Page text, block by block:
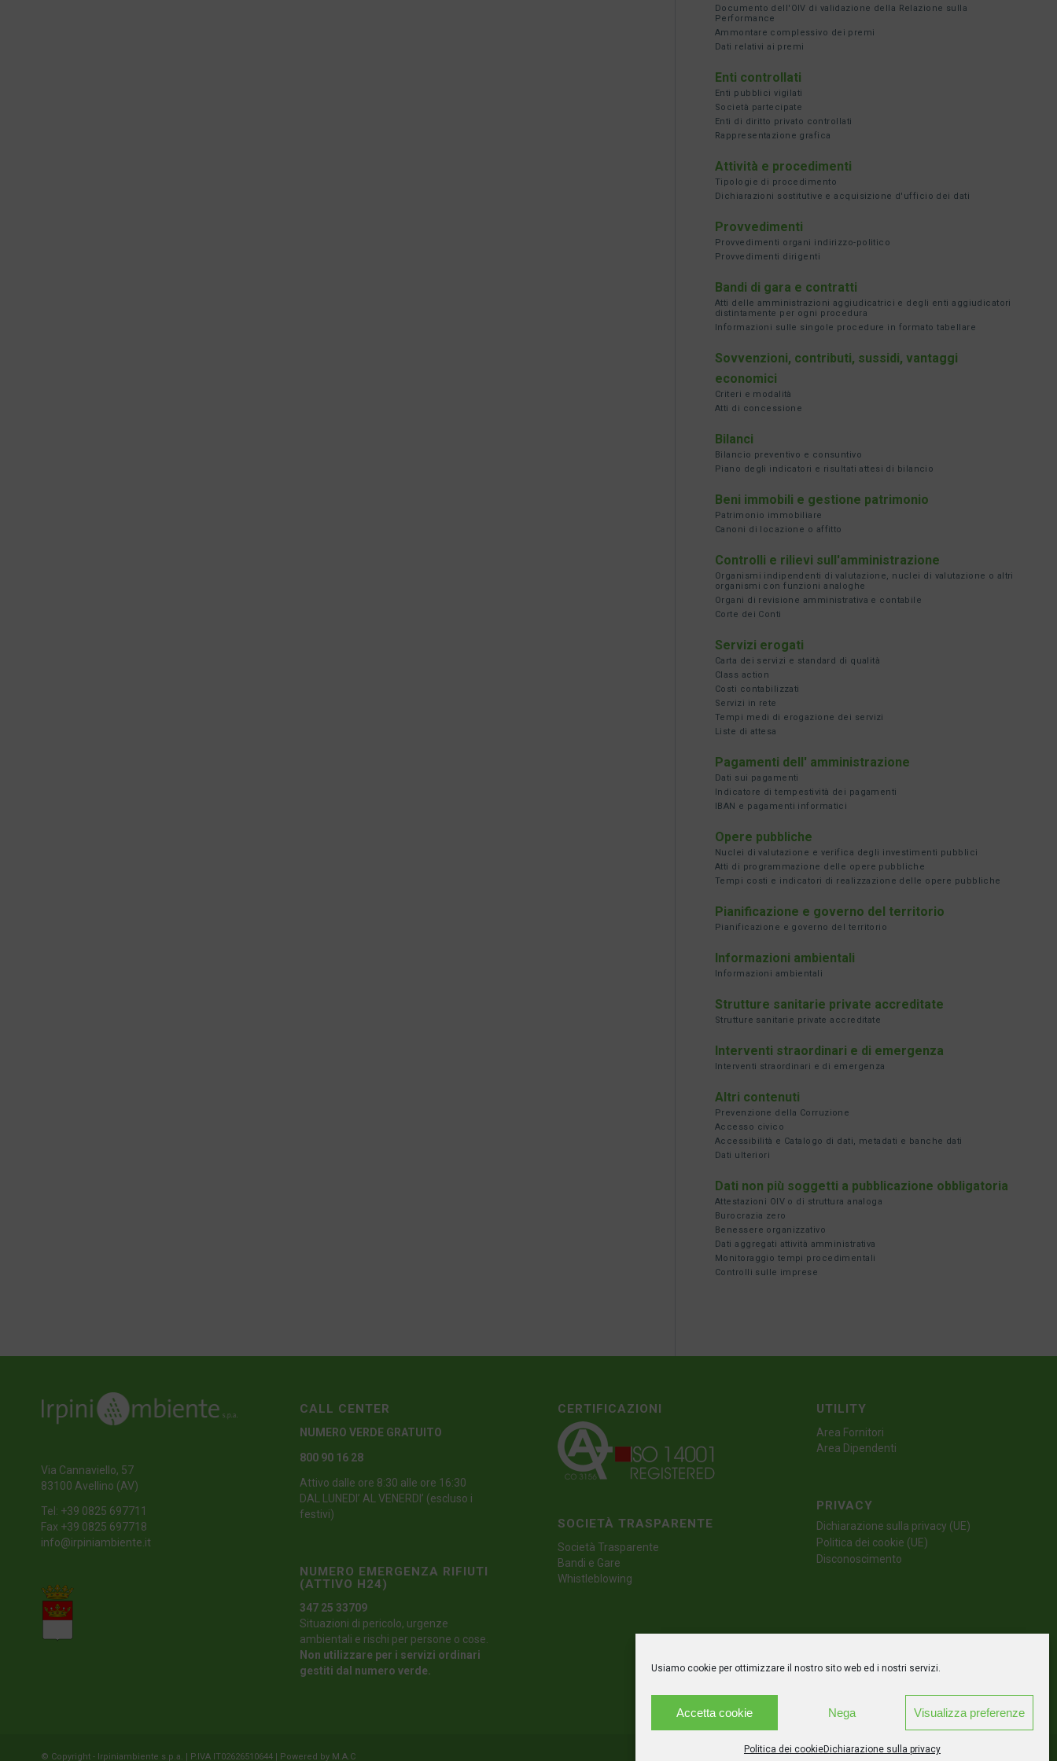
Usiamo cookie per ottimizzare il nostro sito web ed i nostri servizi.
Accetta cookie Nega Visualizza preferenze
Politica dei cookieDichiarazione sulla privacy
Documento dell'OIV di validazione della Relazione sulla
Performance
Ammontare complessivo dei premi
Dati relativi ai premi
Enti controllati
Enti pubblici vigilati
Società partecipate
Enti di diritto privato controllati
Rappresentazione grafica
Attività e procedimenti
Tipologie di procedimento
Dichiarazioni sostitutive e acquisizione d'ufficio dei dati
Provvedimenti
Provvedimenti organi indirizzo-politico
Provvedimenti dirigenti
Bandi di gara e contratti
Atti delle amministrazioni aggiudicatrici e degli enti aggiudicatori
distintamente per ogni procedura
Informazioni sulle singole procedure in formato tabellare
Sovvenzioni, contributi, sussidi, vantaggi
economici
Criteri e modalità
Atti di concessione
Bilanci
Bilancio preventivo e consuntivo
Piano degli indicatori e risultati attesi di bilancio
Beni immobili e gestione patrimonio
Patrimonio immobiliare
Canoni di locazione o affitto
Controlli e rilievi sull'amministrazione
Organismi indipendenti di valutazione, nuclei di valutazione o altri
organismi con funzioni analoghe
Organi di revisione amministrativa e contabile
Corte dei Conti
Servizi erogati
Carta dei servizi e standard di qualità
Class action
Costi contabilizzati
Servizi in rete
Tempi medi di erogazione dei servizi
Liste di attesa
Pagamenti dell' amministrazione
Dati sui pagamenti
Indicatore di tempestività dei pagamenti
IBAN e pagamenti informatici
Opere pubbliche
Nuclei di valutazione e verifica degli investimenti pubblici
Atti di programmazione delle opere pubbliche
Tempi costi e indicatori di realizzazione delle opere pubbliche
Pianificazione e governo del territorio
Pianificazione e governo del territorio
Informazioni ambientali
Informazioni ambientali
Strutture sanitarie private accreditate
Strutture sanitarie private accreditate
Interventi straordinari e di emergenza
Interventi straordinari e di emergenza
Altri contenuti
Prevenzione della Corruzione
Accesso civico
Accessibilità e Catalogo di dati, metadati e banche dati
Dati ulteriori
Dati non più soggetti a pubblicazione obbligatoria
Attestazioni OIV o di struttura analoga
Burocrazia zero
Benessere organizzativo
Dati aggregati attività amministrativa
Monitoraggio tempi procedimentali
Controlli sulle imprese
Via Cannaviello, 57
83100 Avellino (AV)
Tel: +39 0825 697711
Fax +39 0825 697718
info@irpiniambiente.it
CALL CENTER
NUMERO VERDE GRATUITO
800 90 16 28
Attivo dalle ore 8:30 alle ore 16:30
DAL LUNEDI’ AL VENERDI’ (escluso i
festivi)
NUMERO EMERGENZA RIFIUTI
(ATTIVO H24)
347 25 33709
Situazioni di pericolo, urgenze
ambientali e rischi per persone o cose.
Non utilizzare per i servizi ordinari
gestiti dal numero verde.
CERTIFICAZIONI
SOCIETÀ TRASPARENTE
Società Trasparente
Bandi e Gare
Whistleblowing
UTILITY
Area Fornitori
Area Dipendenti
PRIVACY
Dichiarazione sulla privacy (UE)
Politica dei cookie (UE)
Disconoscimento
© Copyright - Irpiniambiente s.p.a. | P.IVA IT02626510644 | Powered by M.A.C